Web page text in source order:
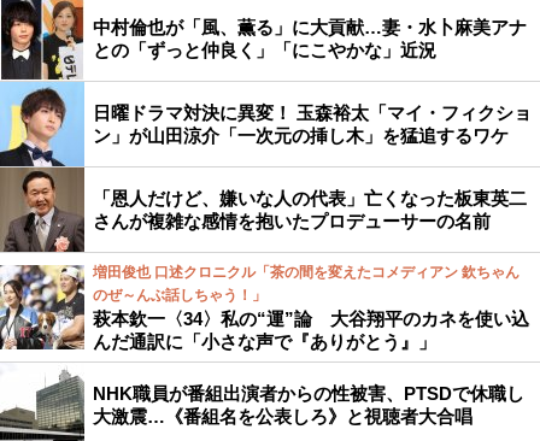
中村倫也が「風、薫る」に大貢献…妻・水卜麻美アナ
との「ずっと仲良く」「にこやかな」近況
日曜ドラマ対決に異変！ 玉森裕太「マイ・フィクショ
ン」が山田涼介「一次元の挿し木」を猛追するワケ
「恩人だけど、嫌いな人の代表」亡くなった板東英二
さんが複雑な感情を抱いたプロデューサーの名前
増田俊也 口述クロニクル「茶の間を変えたコメディアン 欽ちゃん
のぜ～んぶ話しちゃう！」
萩本欽一〈34〉私の“運”論 大谷翔平のカネを使い込
んだ通訳に「小さな声で『ありがとう』」
NHK職員が番組出演者からの性被害、PTSDで休職し
大激震…《番組名を公表しろ》と視聴者大合唱